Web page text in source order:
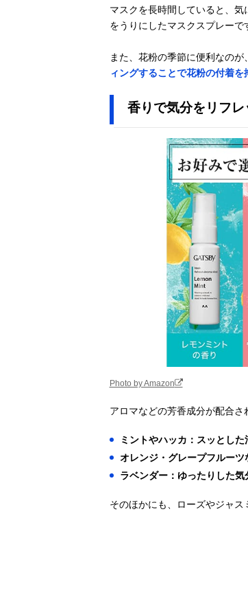
ーション
リーズイ
マスク
25mL
Amazonで見る
染めQ
スクは
なけれ
Amazonで見る
レノア
ックリ
ャー
Amazonで見る
GRASSE
TOKYO
スプレ
ピング
マスクを長時間していると、
をうりにしたマスクスプレーで
また、花粉の季節に便利なの
ィングすることで花粉の付着を
香りで気分をリフレ
Photo by Amazon
アロマなどの芳香成分が配合さ
ミントやハッカ：スッとし
オレンジ・グレープフルー
ラベンダー：ゆったりした気
そのほかにも、ローズやジャス